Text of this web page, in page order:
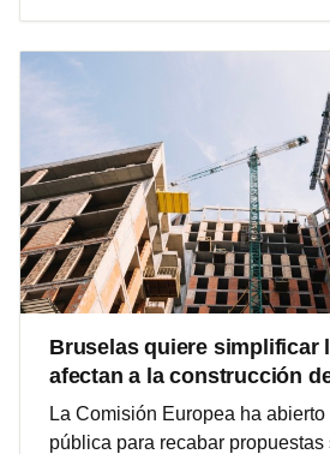
Bruselas quiere simplificar
afectan a la construcción
La Comisión Europea ha
pública para recabar propuestas